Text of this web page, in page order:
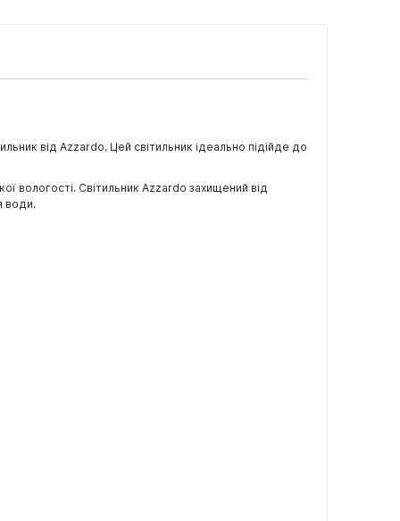
від Azzardo. Цей світильник ідеально підійде до
вологості. Світильник Azzardo захищений від
води.